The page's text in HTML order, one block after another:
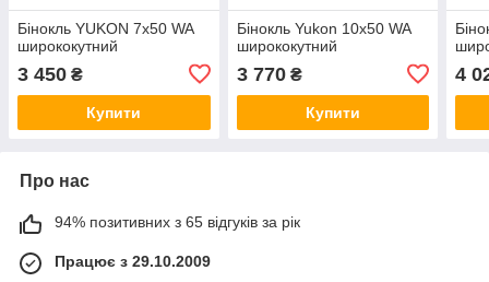
Бінокль YUKON 7x50 WA
ширококутний
3 450 ₴
Купити
Бінокль Yukon 10х50 WA
ширококутний
3 770₴
Купити
4
Про нас
94% позитивних з 65 відгуків за рік
Працює з 29.10.2009